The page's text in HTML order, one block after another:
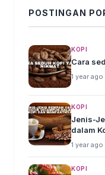
POSTINGAN
KOPI
Cara
1 year ago
KOPI
Jenis-
dalam
1 year ago
KOPI